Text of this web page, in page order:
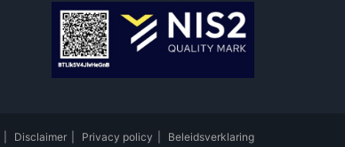
Disclaimer Privacy policy Beleidsverklaring